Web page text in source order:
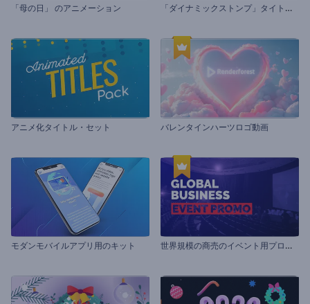
「母の日」 のアニメーション 「
ダイナミックストンプ」タイトル・セット
アニメ化タイトル・セット バレンタインハーツロゴ動画
モダンモバイルアプリ用のキット 世
界規模の商売のイベント用プロモーションビデオ